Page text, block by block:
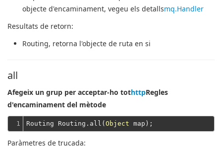
objecte d'encaminament, vegeu els detallsmq.Handler
Resultats de retorn:
Routing, retorna l'objecte de ruta en si
all
Afegeix un grup per acceptar-ho tothttpRegles
d'encaminament del mètode
1 Routing Routing.all( Object
Paràmetres de trucada: